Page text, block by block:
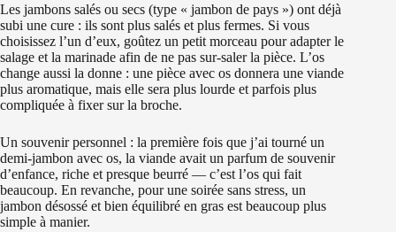
Les jambons salés ou secs (type « jambon de pays ») ont déjà
subi une cure : ils sont plus salés et plus fermes. Si vous
choisissez l’un d’eux, goûtez un petit morceau pour adapter le
salage et la marinade afin de ne pas sur-saler la pièce. L’os
change aussi la donne : une pièce avec os donnera une viande
plus aromatique, mais elle sera plus lourde et parfois plus
compliquée à fixer sur la broche.
Un souvenir personnel : la première fois que j’ai tourné un
demi-jambon avec os, la viande avait un parfum de souvenir
d’enfance, riche et presque beurré — c’est l’os qui fait
beaucoup. En revanche, pour une soirée sans stress, un
jambon désossé et bien équilibré en gras est beaucoup plus
simple à manier.